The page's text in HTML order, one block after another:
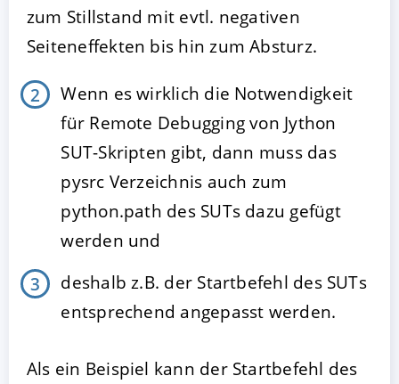
zum Stillstand mit evtl. negativen
Seiteneffekten bis hin zum Absturz.
Wenn es wirklich die Notwendigkeit
für Remote Debugging von Jython
SUT-Skripten gibt, dann muss das
pysrc Verzeichnis auch zum
python.path des SUTs dazu gefügt
werden und
deshalb z.B. der Startbefehl des SUTs
entsprechend angepasst werden.
Als ein Beispiel kann der Startbefehl des